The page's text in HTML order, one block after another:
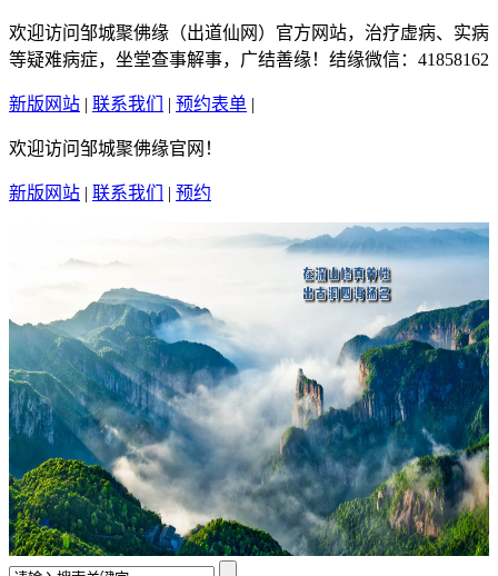
欢迎访问邹城聚佛缘（出道仙网）官方网站，治疗虚病、实病
等疑难病症，坐堂查事解事，广结善缘！结缘微信：41858162
新版网站 | 联系我们 | 预约表单 |
欢迎访问邹城聚佛缘官网！
新版网站 | 联系我们 | 预约